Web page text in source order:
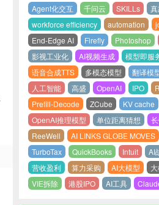
Agent化交互 千问云 SKILLs
workforce efficiency
automation
End-Edge AI
Firefly Photoshop
影视工业化
AI视频生成 模型即服
语音合成TTS
多模态模型 翻译模
人工智能
高盛 OpenAI IPO
Prefill-Decode
ZCube KV cache
OpenAI推理模型
单位距离猜想
ReeWell
AI LINKS GLOBE MOVES
TurboTax
QuickBooks Intuit AI
营收盈利
算力采购 AI大模型
VIE拆除
港股IPO AI工具